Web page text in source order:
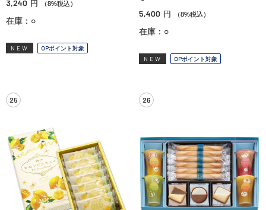
3,240 円 （8%税込）
在庫：○
NEW OPポイント対象
5,400 円 （8%税込）
在庫：○
NEW OPポイント対象
25 26